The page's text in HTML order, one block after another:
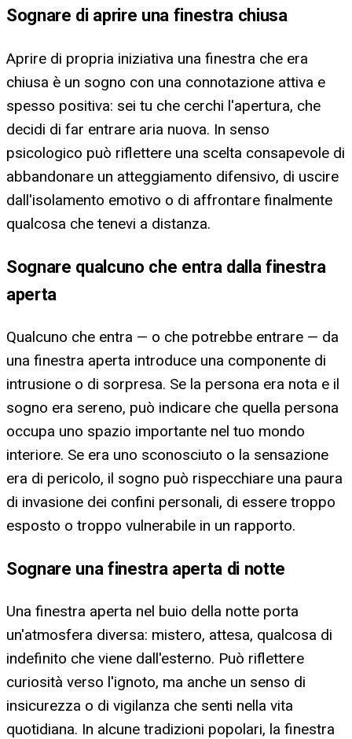
Sognare di aprire una finestra chiusa
Aprire di propria iniziativa una finestra che era
chiusa è un sogno con una connotazione attiva e
spesso positiva: sei tu che cerchi l'apertura, che
decidi di far entrare aria nuova. In senso
psicologico può riflettere una scelta consapevole di
abbandonare un atteggiamento difensivo, di uscire
dall'isolamento emotivo o di affrontare finalmente
qualcosa che tenevi a distanza.
Sognare qualcuno che entra dalla finestra
aperta
Qualcuno che entra — o che potrebbe entrare — da
una finestra aperta introduce una componente di
intrusione o di sorpresa. Se la persona era nota e il
sogno era sereno, può indicare che quella persona
occupa uno spazio importante nel tuo mondo
interiore. Se era uno sconosciuto o la sensazione
era di pericolo, il sogno può rispecchiare una paura
di invasione dei confini personali, di essere troppo
esposto o troppo vulnerabile in un rapporto.
Sognare una finestra aperta di notte
Una finestra aperta nel buio della notte porta
un'atmosfera diversa: mistero, attesa, qualcosa di
indefinito che viene dall'esterno. Può riflettere
curiosità verso l'ignoto, ma anche un senso di
insicurezza o di vigilanza che senti nella vita
quotidiana. In alcune tradizioni popolari, la finestra